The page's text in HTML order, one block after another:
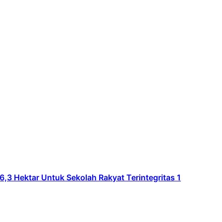
Hektar Untuk Sekolah Rakyat Terintegritas 1